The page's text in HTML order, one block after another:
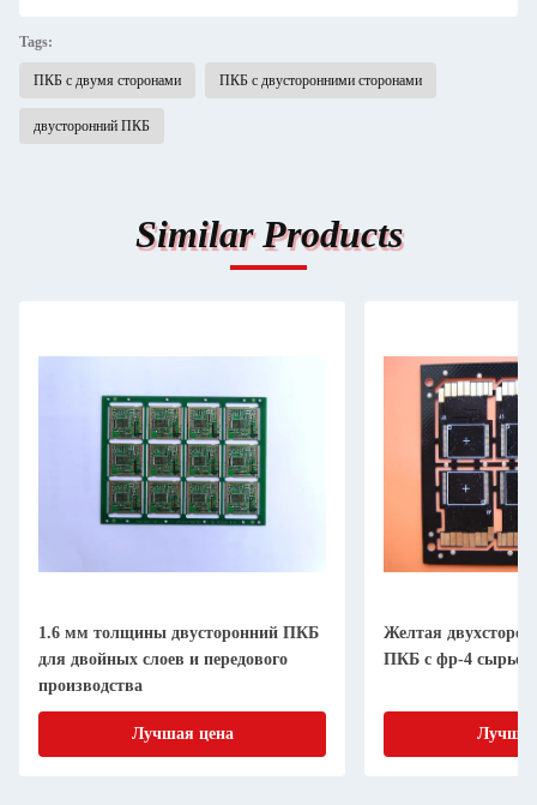
Tags:
ПКБ с двумя сторонами ПКБ с двусторонними сторонами
двусторонний ПКБ
Similar Products
Желтая двухсторонняя пластинка
ПКБ с фр-4 сырьем на заказ
Лучшая цена
1-6 унций